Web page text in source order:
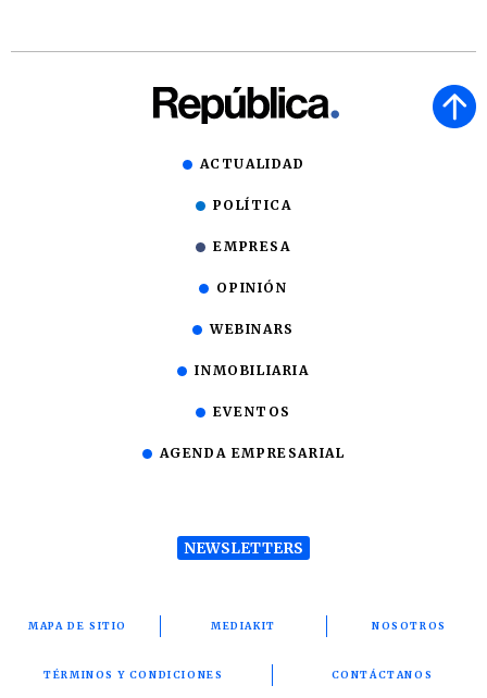
ACTUALIDAD
POLÍTICA
EMPRESA
OPINIÓN
WEBINARS
INMOBILIARIA
EVENTOS
AGENDA EMPRESARIAL
NEWSLETTERS
MAPA DE SITIO MEDIAKIT NOSOTROS
TÉRMINOS Y CONDICIONES CONTÁCTANOS